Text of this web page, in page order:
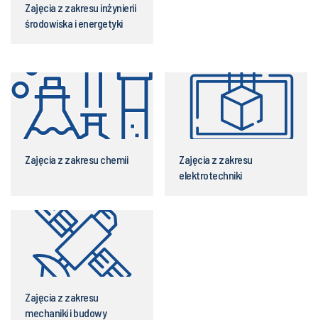
Zajęcia z zakresu inżynierii
środowiska i energetyki
Zajęcia z zakresu chemii
Zajęcia z zakresu
elektrotechniki
Zajęcia z zakresu
mechaniki i budowy